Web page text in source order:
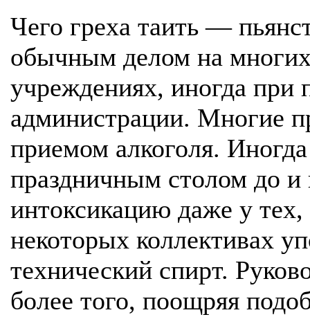
Чего греха таить —
обычным делом на
учреждениях, иногда при
администрации. Многие
приемом алкоголя.
праздничным столом до
интоксикацию даже у
некоторых коллективах
технический спирт.
более того, поощряя